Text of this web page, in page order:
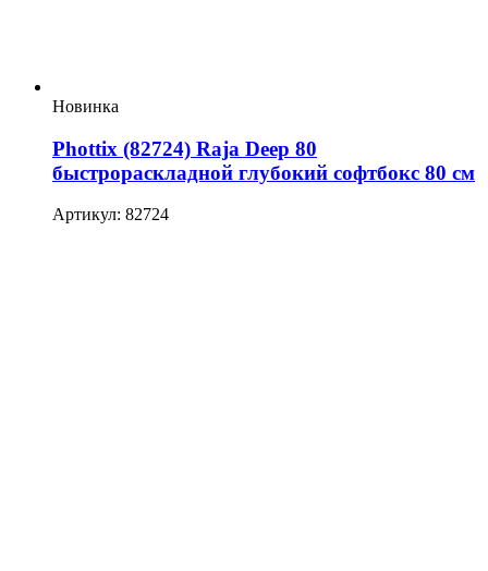
Новинка
Phottix (82724) Raja Deep 80
быстрораскладной глубокий софтбокс 80 см
Артикул: 82724